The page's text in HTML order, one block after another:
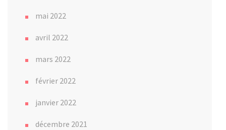
mai 2022
avril 2022
mars 2022
février 2022
janvier 2022
décembre 2021